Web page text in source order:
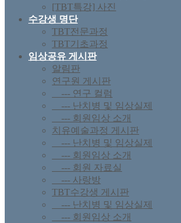
[TBT특강] 사진
수강생 명단
TBT전문과정
TBT기초과정
임상공유 게시판
알림판
연구원 게시판
--- 연구 컬럼
--- 난치병 및 임상실제
--- 회원임상 소개
치유예술과정 게시판
--- 난치병 및 임상실제
--- 회원임상 소개
--- 회원 자료실
--- 사랑방
TBT수강생 게시판
--- 난치병 및 임상실제
--- 회원임상 소개